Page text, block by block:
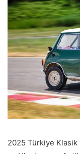
2025 Türkiye Klasik